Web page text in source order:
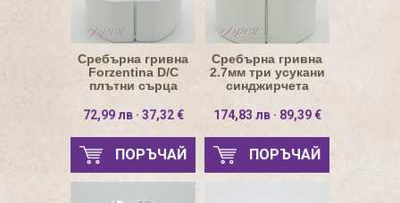
Сребърна гривна
Forzentina D/C
плътни сърца
72,99 лв · 37,32 €
ПОРЪЧАЙ
Сребърна гривна
2.7мм три усукани
синджирчета
174,83 лв · 89,39 €
ПОРЪЧАЙ